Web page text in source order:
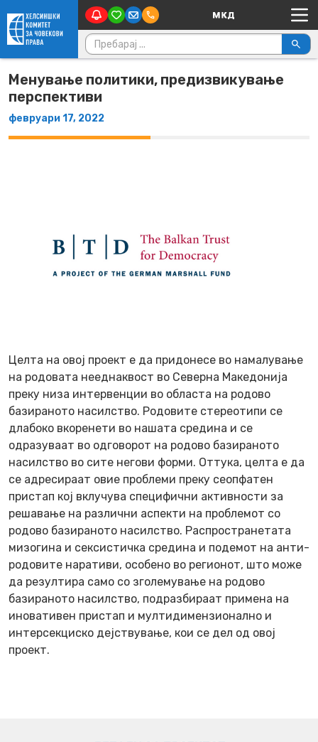
Skip to content Main Navigation
Пребарувај за:
Менување политики, предизвикување
перспективи
февруари 17, 2022
Целта на овој проект е да придонесе во намалување
на родовата нееднаквост во Северна Македонија
преку низа интервенции во областа на родово
базираното насилство. Родовите стереотипи се
длабоко вкоренети во нашата средина и се
одразуваат во одговорот на родово базираното
насилство во сите негови форми. Оттука, целта е да
се адресираат овие проблеми преку сеопфатен
пристап кој вклучува специфични активности за
решавање на различни аспекти на проблемот со
родово базираното насилство. Распространетата
мизогина и сексистичка средина и подемот на анти-
родовите наративи, особено во регионот, што може
да резултира само со зголемување на родово
базираното насилство, подразбираат примена на
иновативен пристап и мултидимензионално и
интерсекциско дејствување, кои се дел од овој
проект.